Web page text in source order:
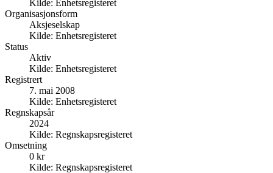
Kilde: Enhetsregisteret
Organisasjonsform
Aksjeselskap
Kilde: Enhetsregisteret
Status
Aktiv
Kilde: Enhetsregisteret
Registrert
7. mai 2008
Kilde: Enhetsregisteret
Regnskapsår
2024
Kilde: Regnskapsregisteret
Omsetning
0 kr
Kilde: Regnskapsregisteret